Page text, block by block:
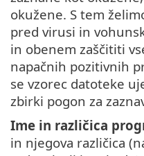
okužene. S tem
pred virusi in
in obenem zaščititi
napačnih pozitivnih
se vzorec datoteke
zbirki pogon za
Ime in različica
in njegova različica